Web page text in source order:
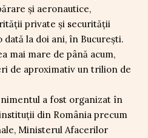
și aeronautice,
private și securității
la doi ani, în București.
mai mare de până acum,
de aproximativ un trilion de
a fost organizat în
din România precum
Ministerul Afacerilor